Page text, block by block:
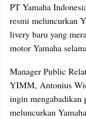
PT Yamaha
resmi meluncurkan
livery baru yang
motor Yamaha
Manager Public
YIMM, Antonius
ingin mengabadikan
meluncurkan